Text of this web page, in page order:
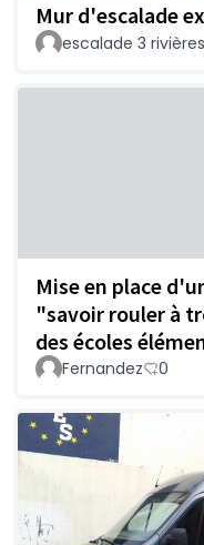
Mur d'escalade
escalade 3 rivières
Mise en place
"savoir rouler à
des écoles
Fernandez 0